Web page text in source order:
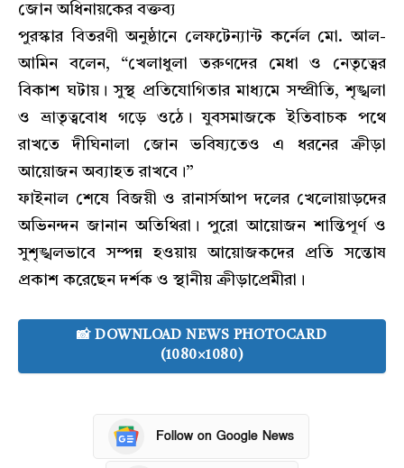
জোন অধিনায়কের বক্তব্য
পুরস্কার বিতরণী অনুষ্ঠানে লেফটেন্যান্ট কর্নেল মো. আল-
আমিন বলেন, “খেলাধুলা তরুণদের মেধা ও নেতৃত্বের
বিকাশ ঘটায়। সুস্থ প্রতিযোগিতার মাধ্যমে সম্প্রীতি, শৃঙ্খলা
ও ভ্রাতৃত্ববোধ গড়ে ওঠে। যুবসমাজকে ইতিবাচক পথে
রাখতে দীঘিনালা জোন ভবিষ্যতেও এ ধরনের ক্রীড়া
আয়োজন অব্যাহত রাখবে।”
ফাইনাল শেষে বিজয়ী ও রানার্সআপ দলের খেলোয়াড়দের
অভিনন্দন জানান অতিথিরা। পুরো আয়োজন শান্তিপূর্ণ ও
সুশৃঙ্খলভাবে সম্পন্ন হওয়ায় আয়োজকদের প্রতি সন্তোষ
প্রকাশ করেছেন দর্শক ও স্থানীয় ক্রীড়াপ্রেমীরা।
📸 DOWNLOAD NEWS PHOTOCARD
(1080×1080)
Follow on Google News